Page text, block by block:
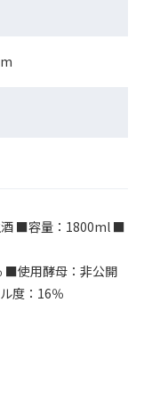
酒 ■容量：1800ml ■
■使用酵母：非公開
度：16％